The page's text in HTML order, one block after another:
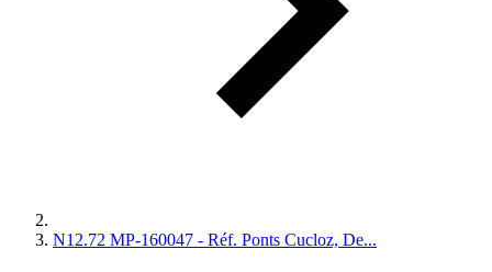
N12.72 MP-160047 - Réf. Ponts Cucloz, De...